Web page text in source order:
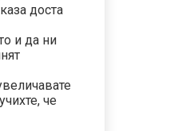
доста
и да ни
че